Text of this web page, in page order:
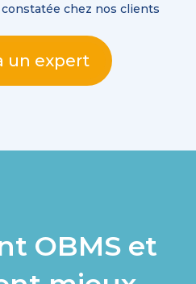
chez nos clients
un expert
OBMS et